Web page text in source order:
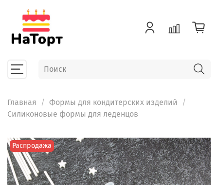
Главная
Формы для кондитерских изделий
Силиконовые формы для леденцов
Распродажа